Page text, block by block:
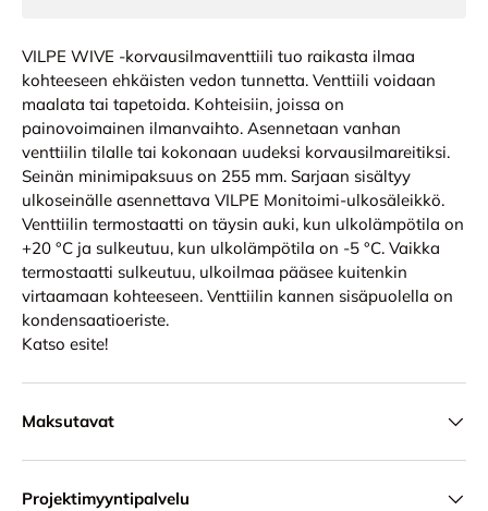
VILPE WIVE -korvausilmaventtiili tuo raikasta ilmaa
kohteeseen ehkäisten vedon tunnetta. Venttiili voidaan
maalata tai tapetoida. Kohteisiin, joissa on
painovoimainen ilmanvaihto. Asennetaan vanhan
venttiilin tilalle tai kokonaan uudeksi korvausilmareitiksi.
Seinän minimipaksuus on 255 mm. Sarjaan sisältyy
ulkoseinälle asennettava VILPE Monitoimi-ulkosäleikkö.
Venttiilin termostaatti on täysin auki, kun ulkolämpötila on
+20 °C ja sulkeutuu, kun ulkolämpötila on -5 °C. Vaikka
termostaatti sulkeutuu, ulkoilmaa pääsee kuitenkin
virtaamaan kohteeseen. Venttiilin kannen sisäpuolella on
kondensaatioeriste.
Katso esite!
Maksutavat
Projektimyyntipalvelu